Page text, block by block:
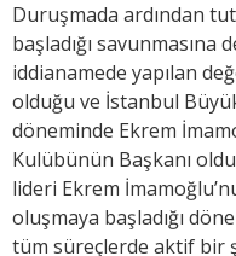
Duruşmada ardından
başladığı savunmasına
iddianamede yapılan
olduğu ve İstanbul
döneminde Ekrem
Kulübünün Başkanı
lideri Ekrem
oluşmaya başladığı
tüm süreçlerde aktif bir